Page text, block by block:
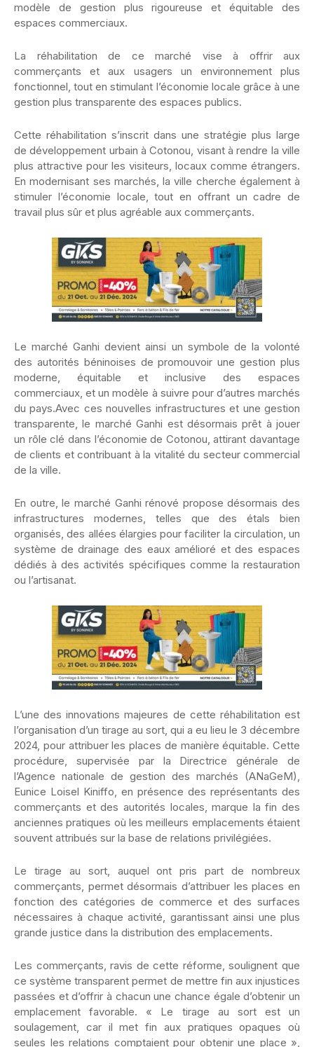
modèle de gestion plus rigoureuse et équitable des
espaces commerciaux.
La réhabilitation de ce marché vise à offrir aux
commerçants et aux usagers un environnement plus
fonctionnel, tout en stimulant l’économie locale grâce à une
gestion plus transparente des espaces publics.
Cette réhabilitation s’inscrit dans une stratégie plus large
de développement urbain à Cotonou, visant à rendre la ville
plus attractive pour les visiteurs, locaux comme étrangers.
En modernisant ses marchés, la ville cherche également à
stimuler l’économie locale, tout en offrant un cadre de
travail plus sûr et plus agréable aux commerçants.
Le marché Ganhi devient ainsi un symbole de la volonté
des autorités béninoises de promouvoir une gestion plus
moderne, équitable et inclusive des espaces
commerciaux, et un modèle à suivre pour d’autres marchés
du pays.Avec ces nouvelles infrastructures et une gestion
transparente, le marché Ganhi est désormais prêt à jouer
un rôle clé dans l’économie de Cotonou, attirant davantage
de clients et contribuant à la vitalité du secteur commercial
de la ville.
En outre, le marché Ganhi rénové propose désormais des
infrastructures modernes, telles que des étals bien
organisés, des allées élargies pour faciliter la circulation, un
système de drainage des eaux amélioré et des espaces
dédiés à des activités spécifiques comme la restauration
ou l’artisanat.
L’une des innovations majeures de cette réhabilitation est
l’organisation d’un tirage au sort, qui a eu lieu le 3 décembre
2024, pour attribuer les places de manière équitable. Cette
procédure, supervisée par la Directrice générale de
l’Agence nationale de gestion des marchés (ANaGeM),
Eunice Loisel Kiniffo, en présence des représentants des
commerçants et des autorités locales, marque la fin des
anciennes pratiques où les meilleurs emplacements étaient
souvent attribués sur la base de relations privilégiées.
Le tirage au sort, auquel ont pris part de nombreux
commerçants, permet désormais d’attribuer les places en
fonction des catégories de commerce et des surfaces
nécessaires à chaque activité, garantissant ainsi une plus
grande justice dans la distribution des emplacements.
Les commerçants, ravis de cette réforme, soulignent que
ce système transparent permet de mettre fin aux injustices
passées et d’offrir à chacun une chance égale d’obtenir un
emplacement favorable. « Le tirage au sort est un
soulagement, car il met fin aux pratiques opaques où
seules les relations comptaient pour obtenir une place »,